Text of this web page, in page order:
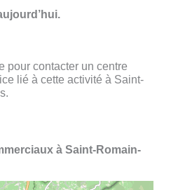
pour contacter un centre
lié à cette activité à Saint-
à Saint-Romain-